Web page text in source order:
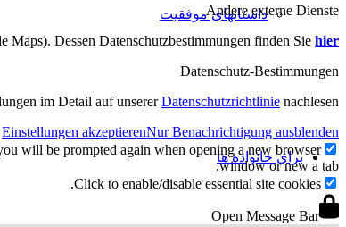
داستانهای موفقیت
برای خانواده ها
Andere externe Dienste
Dessen Datenschutzbestimmungen finden Sie hier
Datenschutz-Bestimmungen
im Detail auf unsererDatenschutzrichtlinie nachlesen.
Einstellungen akzeptierenNur Benachrichtigung ausblenden
will be prompted again when opening a new browser
window or new a tab.
Click to enable/disable essential site cookies.
Open Message Bar